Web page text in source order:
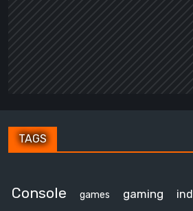
TAGS
Console games gaming